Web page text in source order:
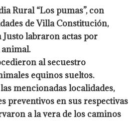
Rural “Los pumas”, con
de Villa Constitución,
Justo labraron actas por
al secuestro
equinos sueltos.
mencionadas localidades,
preventivos en sus respectivas
a la vera de los caminos